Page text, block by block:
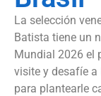
La selección
Batista tiene un
Mundial 2026 el
visite y desafíe a
para plantearle